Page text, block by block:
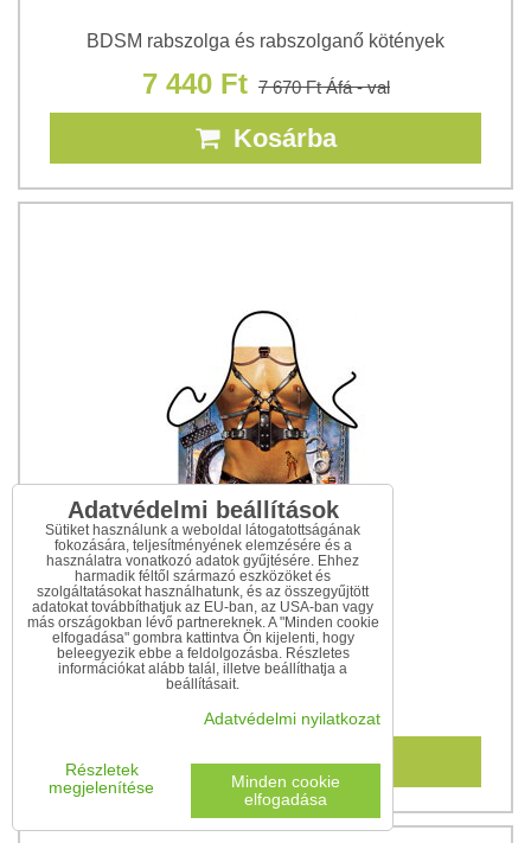
BDSM rabszolga és rabszolganő kötények
7 440 Ft 7 670 FtÁfá - val
Kosárba
Kötény BDSM rabszolga férfi
3 840 Ft
Kosárba
Adatvédelmi beállítások
Sütiket használunk a weboldal látogatottságának
fokozására, teljesítményének elemzésére és a
használatra vonatkozó adatok gyűjtésére. Ehhez
harmadik féltől származó eszközöket és
szolgáltatásokat használhatunk, és az összegyűjtött
adatokat továbbíthatjuk az EU-ban, az USA-ban vagy
más országokban lévő partnereknek. A "Minden cookie
elfogadása" gombra kattintva Ön kijelenti, hogy
beleegyezik ebbe a feldolgozásba. Részletes
információkat alább talál, illetve beállíthatja a
beállításait.
Adatvédelmi nyilatkozat
Részletek
megjelenítése
Minden cookie
elfogadása